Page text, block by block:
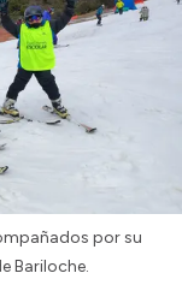
por su
Bariloche.